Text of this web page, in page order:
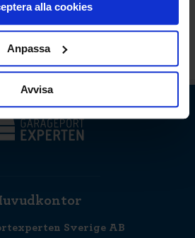
alla cookies
Anpassa
Avvisa
säkerhet i ditt garage.
Sverige AB